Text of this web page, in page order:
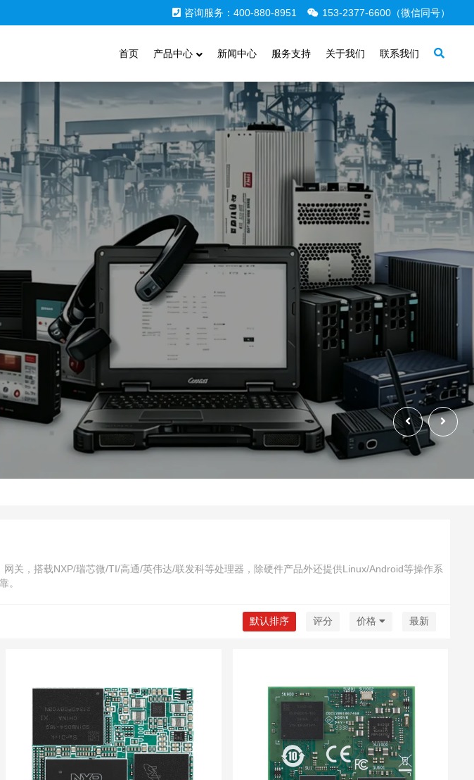
咨询服务：400-880-8951 153-2377-6600（微信同号）
首页 产品中心 新闻中心 服务支持 关于我们 联系我们
求，
您的确切需求而打造。
关，搭载NXP/瑞芯微/TI/高通/英伟达/联发科等处理器，除硬件产品外还提供Linux/Android等操作系
。
默认排序 评分 价格 最新